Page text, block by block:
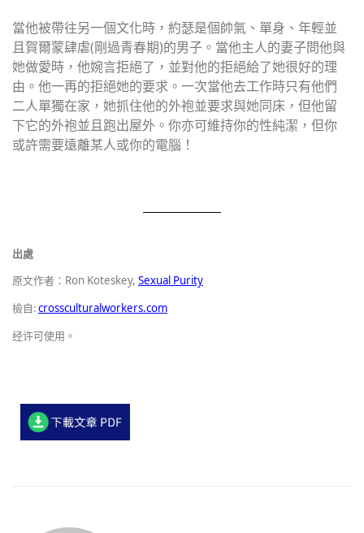
當他被帶往另一個文化時，約瑟是個帥氣、單身、年輕並
且賀爾蒙肆虐(剛過青春期)的男子。當他主人的妻子問他與
她做愛時，他婉言拒絕了，並對他的拒絕給了她很好的理
由。他一再的拒絕她的要求。一次當他去工作時只有他們
二人單獨在家，她抓住他的外袍並要求與她同床，但他留
下它的外袍並且跑出屋外。你亦可維持你的性純潔，但你
或許需要遠離某人或你的電腦！
出處
原文作者： Ron Koteskey, Sexual Purity
檢自:crossculturalworkers.com
经许可使用。